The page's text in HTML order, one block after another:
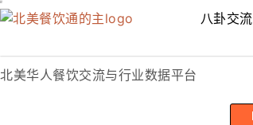
八卦交流
北美华人餐饮交流与行业数据平台